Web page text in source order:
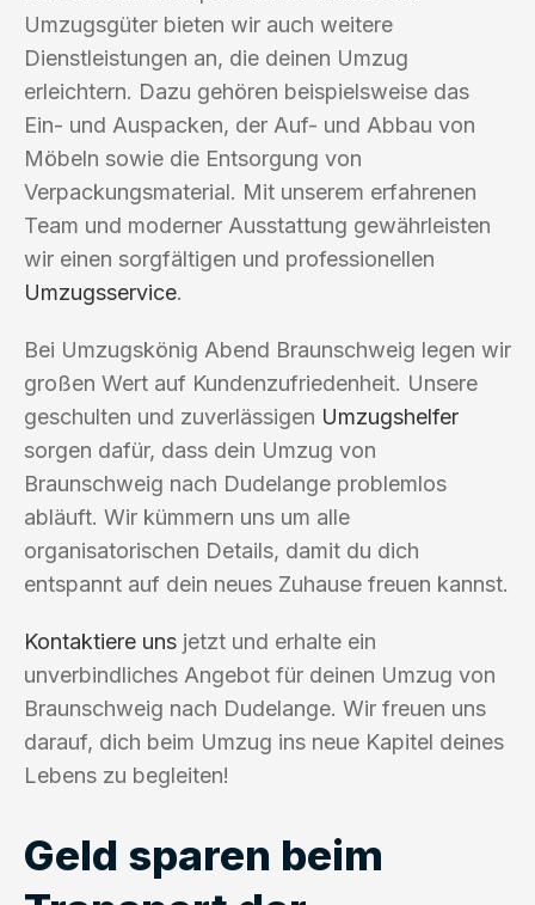
Umzugsgüter bieten wir auch weitere
Dienstleistungen an, die deinen Umzug
erleichtern. Dazu gehören beispielsweise das
Ein- und Auspacken, der Auf- und Abbau von
Möbeln sowie die Entsorgung von
Verpackungsmaterial. Mit unserem erfahrenen
Team und moderner Ausstattung gewährleisten
wir einen sorgfältigen und professionellen
Umzugsservice.
Bei Umzugskönig Abend Braunschweig legen wir
großen Wert auf Kundenzufriedenheit. Unsere
geschulten und zuverlässigen Umzugshelfer
sorgen dafür, dass dein Umzug von
Braunschweig nach Dudelange problemlos
abläuft. Wir kümmern uns um alle
organisatorischen Details, damit du dich
entspannt auf dein neues Zuhause freuen kannst.
Kontaktiere uns jetzt und erhalte ein
unverbindliches Angebot für deinen Umzug von
Braunschweig nach Dudelange. Wir freuen uns
darauf, dich beim Umzug ins neue Kapitel deines
Lebens zu begleiten!
Geld sparen beim